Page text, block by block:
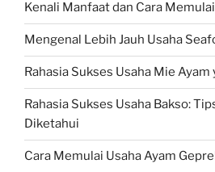
Kenali Manfaat dan Cara
Mengenal Lebih Jauh Usaha
Rahasia Sukses Usaha Mie
Rahasia Sukses Usaha Bakso:
Diketahui
Cara Memulai Usaha Ayam